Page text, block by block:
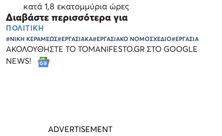
κατά 1,8 εκατομμύρια ώρες
Διαβάστε περισσότερα για
ΠΟΛΙΤΙΚΗ
#ΝΙΚΗ ΚΕΡΑΜΕΩΣ#ΕΡΓΑΣΙΑΚΑ#ΕΡΓΑΣΙΑΚΟ ΝΟΜΟΣΧΕΔΙΟ#ΕΡΓΑΣΙΑ
ΑΚΟΛΟΥΘΗΣΤΕ ΤΟ TOMANIFESTO.GR ΣΤΟ GOOGLE
NEWS!